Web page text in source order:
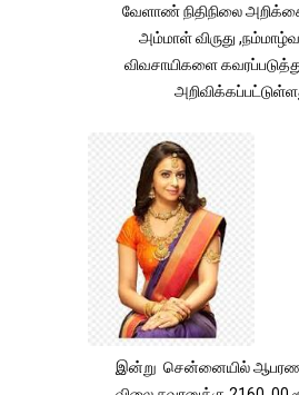
வேளாண் நிதிநிலை
அம்மாள் விருது
விவசாயிகளை
இன்று சென்னையில்